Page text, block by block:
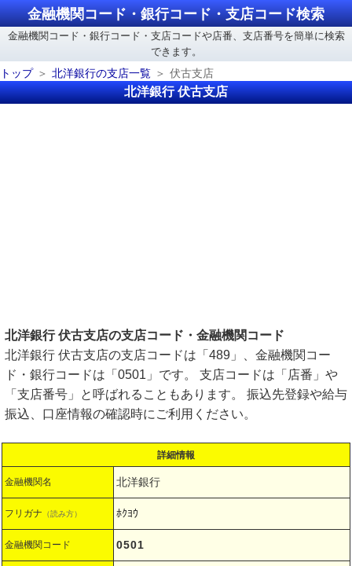
金融機関コード・銀行コード・支店コード検索
金融機関コード・銀行コード・支店コードや店番、支店番号を簡単に検索
できます。
トップ
北洋銀行の支店一覧 伏古支店
北洋銀行 伏古支店
北洋銀行 伏古支店の支店コード・金融機関コード
北洋銀行 伏古支店の支店コードは「489」、金融機関コー
ド・銀行コードは「0501」です。 支店コードは「店番」や
「支店番号」と呼ばれることもあります。 振込先登録や給与
振込、口座情報の確認時にご利用ください。
詳細情報
金融機関名 北洋銀行
フリガナ （読み方） ﾎｸﾖｳ
金融機関コード 0501